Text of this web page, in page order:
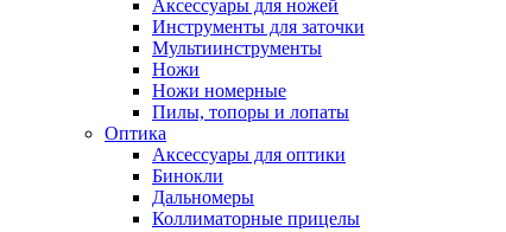
Аксессуары для ножей
Инструменты для заточки
Мультиинструменты
Ножи
Ножи номерные
Пилы, топоры и лопаты
Оптика
Аксессуары для оптики
Бинокли
Дальномеры
Коллиматорные прицелы